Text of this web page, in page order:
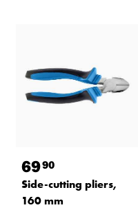
6990
Side-cutting pliers,
160 mm